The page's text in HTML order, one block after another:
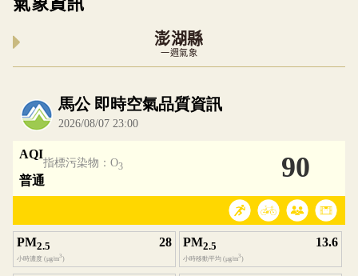
澎湖縣
一週氣象
內嵌空氣品質小工具為視覺預覽，完整即時空